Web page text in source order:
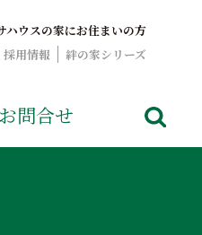
ハウスの家にお住まいの方
採用情報 絆の家シリーズ
お問合せ